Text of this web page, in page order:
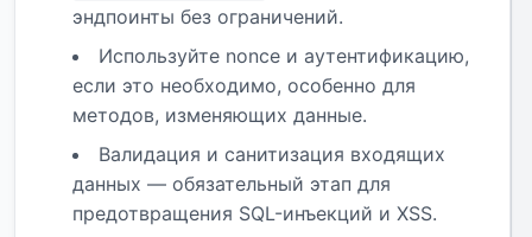
эндпоинты без ограничений.
Используйте nonce и аутентификацию,
если это необходимо, особенно для
методов, изменяющих данные.
Валидация и санитизация входящих
данных — обязательный этап для
предотвращения SQL-инъекций и XSS.